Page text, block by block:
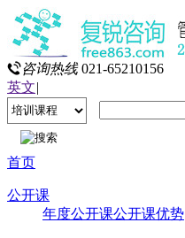
咨询热线 021-65210156
英文|
首页
公开课
年度公开课公开课优势